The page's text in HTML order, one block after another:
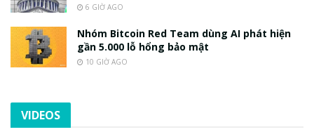
6 GIỜ AGO
Nhóm Bitcoin Red Team dùng AI phát hiện
gần 5.000 lỗ hổng bảo mật
10 GIỜ AGO
VIDEOS